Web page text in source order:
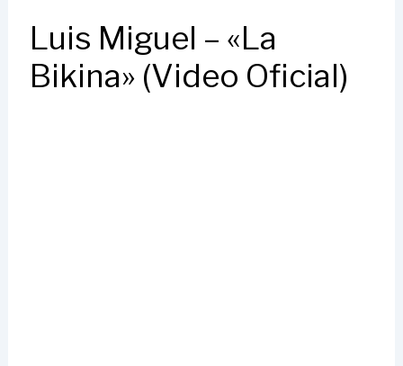
Luis Miguel – «La
Bikina» (Video Oficial)